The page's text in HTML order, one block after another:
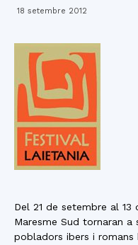
18 setembre 2012
Del 21 de setembre al 13
Maresme Sud tornaran
pobladors ibers i romans